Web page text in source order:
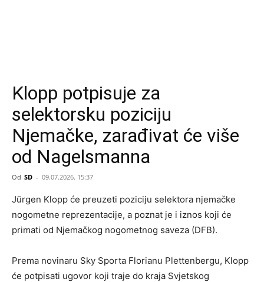
Klopp potpisuje za
selektorsku poziciju
Njemačke, zarađivat će više
od Nagelsmanna
Od SD - 09.07.2026. 15:37
Jürgen Klopp će preuzeti poziciju selektora njemačke
nogometne reprezentacije, a poznat je i iznos koji će
primati od Njemačkog nogometnog saveza (DFB).
Prema novinaru Sky Sporta Florianu Plettenbergu, Klopp
će potpisati ugovor koji traje do kraja Svjetskog